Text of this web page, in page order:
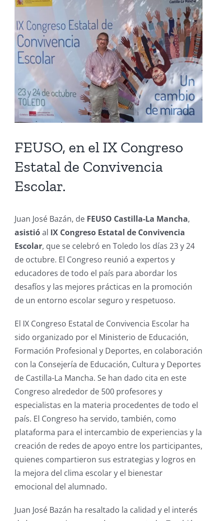
Larger
Image
FEUSO, en el IX Congreso
Estatal de Convivencia
Escolar.
Juan José Bazán, de FEUSO Castilla-La Mancha,
asistióal IX Congreso Estatal de Convivencia
Escolar, que se celebró en Toledo los días 23 y 24
de octubre. El Congreso reunió a expertos y
educadores de todo el país para abordar los
desafíos y las mejores prácticas en la promoción
de un entorno escolar seguro y respetuoso.
El IX Congreso Estatal de Convivencia Escolar ha
sido organizado por el Ministerio de Educación,
Formación Profesional y Deportes, en colaboración
con la Consejería de Educación, Cultura y Deportes
de Castilla-La Mancha. Se han dado cita en este
Congreso alrededor de 500 profesores y
especialistas en la materia procedentes de todo el
país. El Congreso ha servido, también, como
plataforma para el intercambio de experiencias y la
creación de redes de apoyo entre los participantes,
quienes compartieron sus estrategias y logros en
la mejora del clima escolar y el bienestar
emocional del alumnado.
Juan José Bazán ha resaltado la calidad y el interés